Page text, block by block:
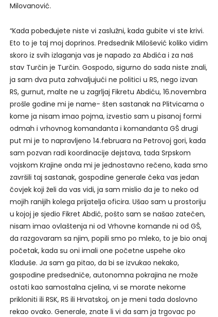
Milovanović.
“Kada pobeđujete niste vi zaslužni, kada gubite vi ste krivi.
Eto to je taj moj doprinos. Predsednik Milošević koliko vidim
skoro iz svih izlaganja vas je napado za Abdića i za naš
stav Turčin je Turčin. Gospodo, sigurno do sada niste znali,
ja sam dva puta zahvaljujući ne politici u RS, nego izvan
RS, gurnut, malte ne u zagrljaj Fikretu Abdiću, 16.novembra
prošle godine mi je name- šten sastanak na Plitvicama o
kome ja nisam imao pojma, izvestio sam u pisanoj formi
odmah i vrhovnog komandanta i komandanta GŠ drugi
put mi je to napravljeno 14.februara na Petrovoj gori, kada
sam pozvan radi koordinacije dejstava, tada Srpskom
vojskom Krajine onda mi je jednostavno rečeno, kada smo
završili taj sastanak, gospodine generale čeka vas jedan
čovjek koji želi da vas vidi, ja sam mislio da je to neko od
mojih ranijih kolega prijatelja oficira. Ušao sam u prostoriju
u kojoj je sjedio Fikret Abdić, pošto sam se našao zatečen,
nisam imao ovlaštenja ni od Vrhovne komande ni od GŠ,
da razgovaram sa njim, popili smo po mleko, to je bio onaj
početak, kada su oni imali one početne uspehe oko
Kladuše. Ja sam ga pitao, da bi se izvukao nekako,
gospodine predsedniče, autonomna pokrajina ne može
ostati kao samostalna cjelina, vi se morate nekome
prikloniti ili RSK, RS ili Hrvatskoj, on je meni tada doslovno
rekao ovako. Generale, znate li vi da sam ja trgovac po